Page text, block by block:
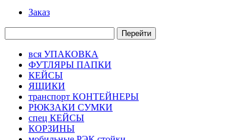
Заказ
Перейти
вся УПАКОВКА
ФУТЛЯРЫ ПАПКИ
КЕЙСЫ
ЯЩИКИ
транспорт КОНТЕЙНЕРЫ
РЮКЗАКИ СУМКИ
спец КЕЙСЫ
КОРЗИНЫ